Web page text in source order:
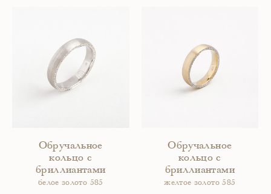
Обручальное
кольцо с
бриллиантами
белое золото 585
Обручальное
кольцо с
бриллиантами
желтое золото 585